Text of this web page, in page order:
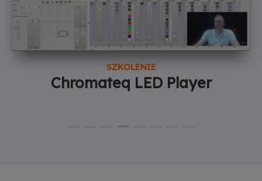
SZKOLENIE
Chromateq LED Player